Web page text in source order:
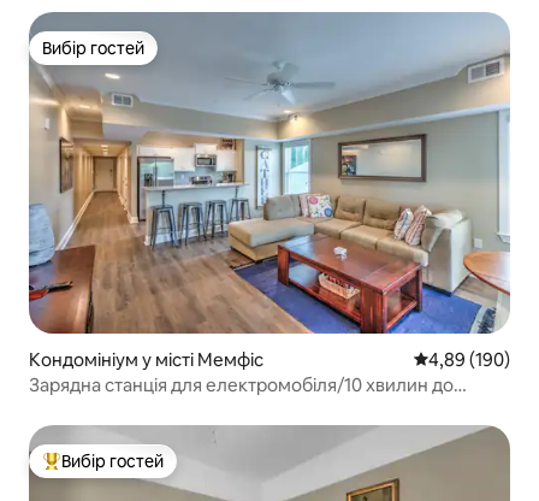
Вибір гостей
Вибір гостей
Кондомініум у місті Мемфіс Середня
4,89 (190)
Зарядна станція для електромобіля/10 хвилин до
Топ вибір гостей
Вибір гостей